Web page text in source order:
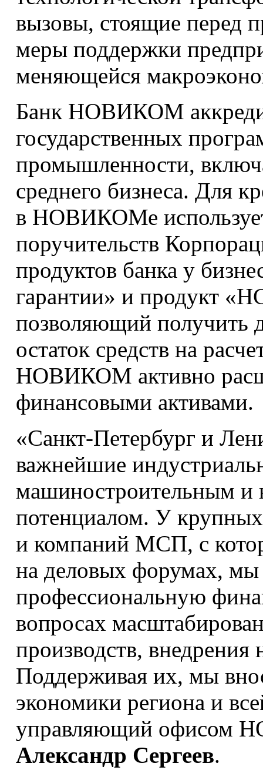
вызовы, стоящие перед
меры поддержки
меняющейся
Банк НОВИКОМ
государственных
промышленности,
среднего бизнеса. Для
в НОВИКОМе
поручительств
продуктов банка у
гарантии» и продукт
позволяющий получить
остаток средств на
НОВИКОМ активно
финансовыми активами.
«Санкт-Петербург и
важнейшие
машиностроительным и
потенциалом. У
и компаний МСП, с
на деловых форумах,
профессиональную
вопросах
производств, внедрения
Поддерживая их, мы
экономики региона и
управляющий офисом
Александр Сергеев.